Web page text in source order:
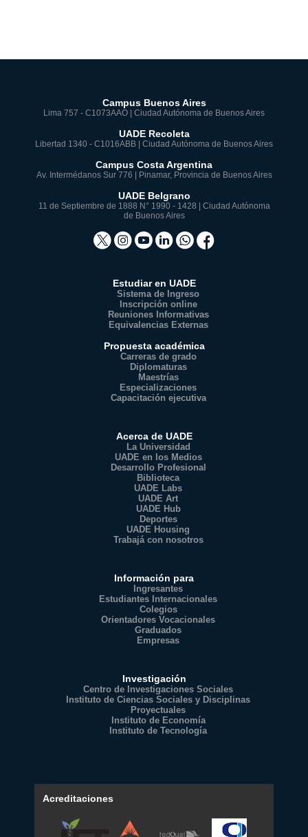
Campus Buenos Aires
Lima 757 - C1073AAO | Ciudad Autónoma de Buenos Aires
UADE Recoleta
Libertad 1340 - C1016ABB | Ciudad Autónoma de Buenos Aires
Campus Costa Argentina
Av. Intermédanos Sur 776 | Pinamar, Provincia de Buenos Aires
UADE Belgrano
11 de Septiembre de 1888 N° 1990 - 1428 | Ciudad Autónoma
de Buenos Aires
Estudiar en UADE
Sistema de Ingreso
Inscripción online
Reuniones Informativas
Equivalencias Externas
Propuesta académica
Carreras de grado
Diplomaturas
Maestrías
Especializaciones
Capacitación ejecutiva
Acerca de UADE
La Universidad
UADE en los Medios
Desarrollo Profesional
Biblioteca
UADE Labs
UADE Art
UADE Hub
Deportes
UADE Housing
Trabajá con nosotros
Información para
Ingresantes
Estudiantes Internacionales
Colegios
Orientadores Vocacionales
Graduados
Empresas
Investigación
Centro de Investigaciones Sociales
Instituto de Ciencias Sociales y Disciplinas
Proyectuales
Instituto de Economía
Instituto de Tecnología
Acreditaciones